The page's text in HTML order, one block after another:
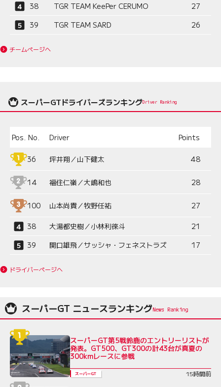
38 TGR TEAM KeePer CERUMO
27
39
TGR TEAM SARD 26
チームページへ
スーパーGTドライバーズランキングDriver Ranking
Pos. No. Driver Points
36 坪井翔／山下健太 48
14 福住仁嶺／大嶋和也 28
100 山本尚貴／牧野任祐 27
38 大湯都史樹／小林利徠斗
21
39
関口雄飛／サッシャ・フェネストラズ 17
ドライバーページへ
スーパーGT ニュースランキング
スーパーGT第5戦鈴鹿のエントリーリストが
発表。GT500、GT300の計43台が真夏の
300kmレースに参戦
スーパーGT 15時間前